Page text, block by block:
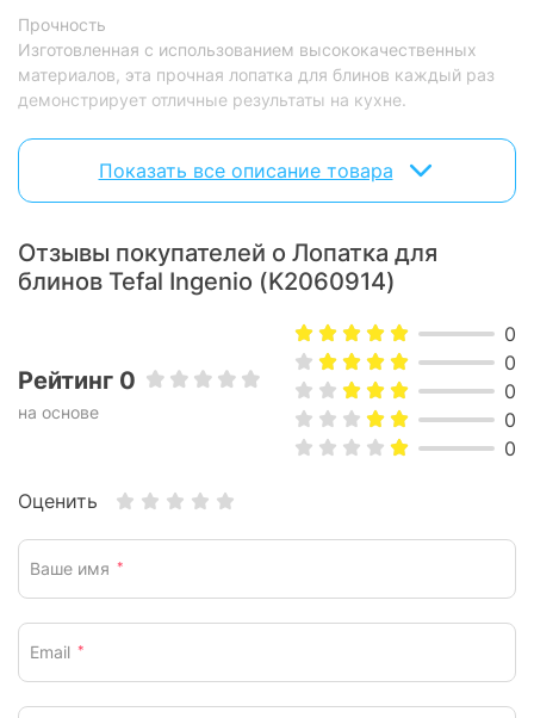
Прочность
Изготовленная с использованием высококачественных
материалов, эта прочная лопатка для блинов каждый раз
демонстрирует отличные результаты на кухне.
Можно мыть в посудомоечной машине
Лопатка не испортится даже после 100 часов мытья в
посудомоечной машине.
Показать все описание товара
Отзывы покупателей о Лопатка для
блинов Tefal Ingenio (K2060914)
Рейтинг 0
на основе
0
0
0
0
0
Оценить
Ваше имя *
Email *